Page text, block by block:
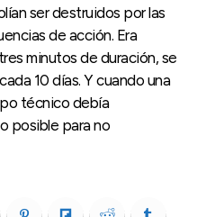
ser destruidos por las
de acción. Era
minutos de duración, se
10 días. Y cuando una
técnico debía
posible para no